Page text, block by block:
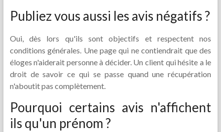
Publiez vous aussi les avis négatifs ?
Oui, dès lors qu'ils sont objectifs et respectent nos
conditions générales. Une page qui ne contiendrait que des
éloges n'aiderait personne à décider. Un client qui hésite a le
droit de savoir ce qui se passe quand une récupération
n'aboutit pas complètement.
Pourquoi certains avis n'affichent
ils qu'un prénom ?